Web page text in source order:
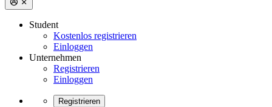
Student
Kostenlos registrieren
Einloggen
Unternehmen
Registrieren
Einloggen
Registrieren